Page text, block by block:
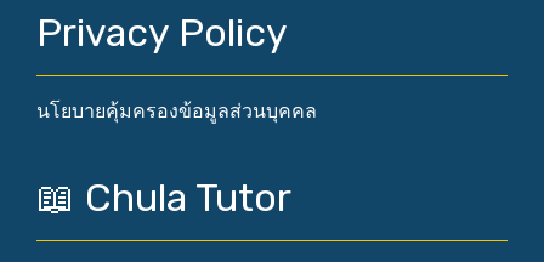
Privacy Policy
นโยบายคุ้มครองข้อมูลส่วนบุคคล
📖 Chula Tutor